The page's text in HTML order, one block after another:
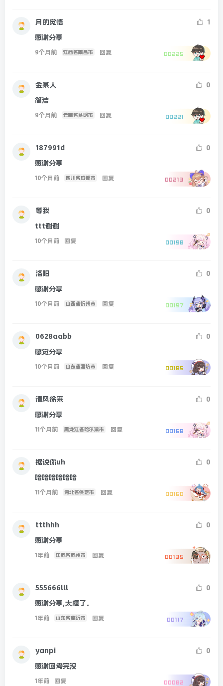
月的觉悟
1
感谢分享
9个月前 江西省南昌市 回复 00225
金某人
0
简洁
9个月前 云南省昆明市 回复 00221
187991d
0
感谢分享
10个月前 四川省成都市 回复 00213
等我
0
ttt谢谢
10个月前 回复 00198
洛阳
0
感谢分享
10个月前 山西省忻州市 回复 00197
0628aabb
0
感觉分享
10个月前 山东省潍坊市 回复 00185
清风徐来
0
感谢分享
11个月前 黑龙江省哈尔滨市 回复 00168
据说你uh
0
哈哈哈哈哈哈
11个月前 河北省保定市 回复 00160
ttthhh
0
感谢分享
1年前 江苏省苏州市 回复 00135
555666lll
0
感谢分享,太棒了。
1年前 山东省临沂市 回复 00117
yanpi
0
感谢回考完没
1年前 回复 00082